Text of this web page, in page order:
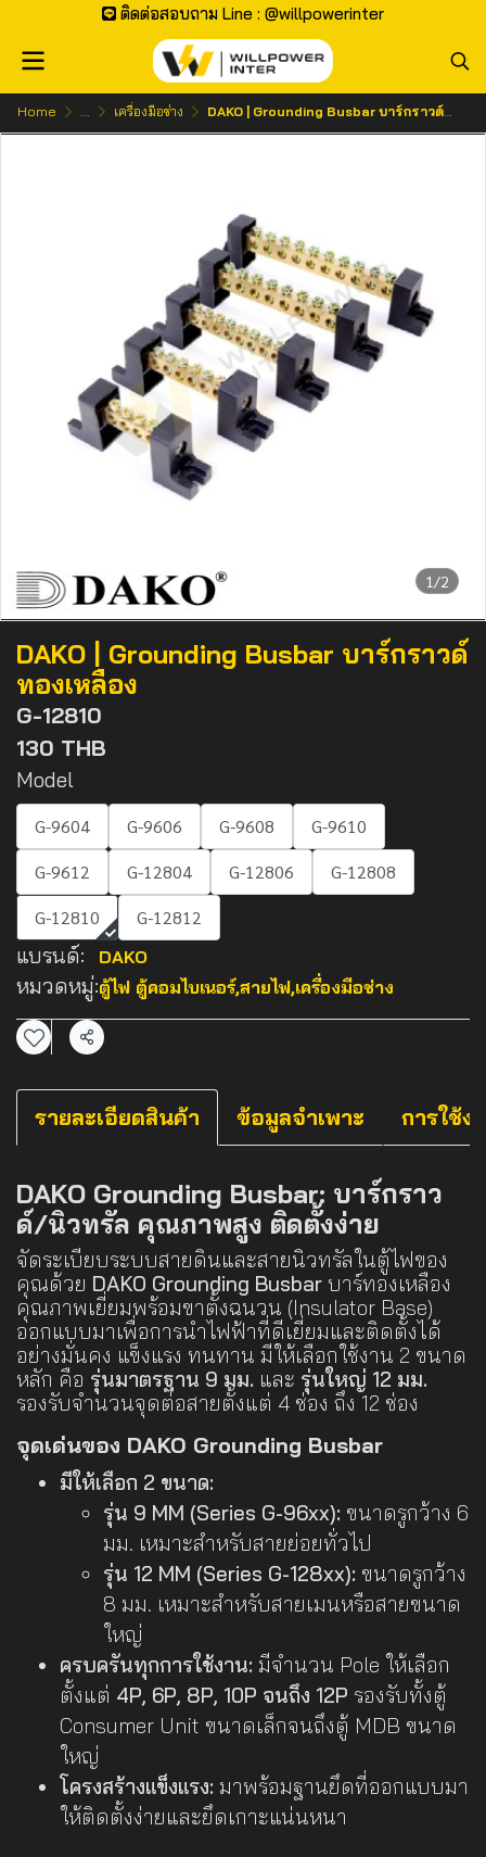
ติดต่อสอบถาม Line : @willpowerinter
Home ... เครื่องมือช่าง DAKO | Grounding Busbar บาร์กราวด์ทองเหลือง
1/2
DAKO | Grounding Busbar บาร์กราวด์
ทองเหลือง
G-12810
130 THB
Model
G-9604 G-9606 G-9608
G-9610
G-9612
G-12804 G-12806
G-12808
G-12810
G-12812
แบรนด์: DAKO
หมวดหมู่:ตู้ไฟ ตู้คอมไบเนอร์,สายไฟ,เครื่องมือช่าง
แชร์
รายละเอียดสินค้า ข้อมูลจำเพาะ การใช้ง
DAKO Grounding Busbar: บาร์กราว
ด์/นิวทรัล คุณภาพสูง ติดตั้งง่าย
จัดระเบียบระบบสายดินและสายนิวทรัลในตู้ไฟของ
คุณด้วย DAKO Grounding Busbar บาร์ทองเหลือง
คุณภาพเยี่ยมพร้อมขาตั้งฉนวน (Insulator Base)
ออกแบบมาเพื่อการนำไฟฟ้าที่ดีเยี่ยมและติดตั้งได้
อย่างมั่นคง แข็งแรง ทนทาน มีให้เลือกใช้งาน 2 ขนาด
หลัก คือ รุ่นมาตรฐาน 9 มม. และ รุ่นใหญ่ 12 มม.
รองรับจำนวนจุดต่อสายตั้งแต่ 4 ช่อง ถึง 12 ช่อง
จุดเด่นของ DAKO Grounding Busbar
มีให้เลือก 2 ขนาด:
รุ่น 9 MM (Series G-96xx): ขนาดรูกว้าง 6
มม. เหมาะสำหรับสายย่อยทั่วไป
รุ่น 12 MM (Series G-128xx): ขนาดรูกว้าง
8 มม. เหมาะสำหรับสายเมนหรือสายขนาด
ใหญ่
ครบครันทุกการใช้งาน: มีจำนวน Pole ให้เลือก
ตั้งแต่ 4P, 6P, 8P, 10P จนถึง 12P รองรับทั้งตู้
Consumer Unit ขนาดเล็กจนถึงตู้ MDB ขนาด
ใหญ่
โครงสร้างแข็งแรง: มาพร้อมฐานยึดที่ออกแบบมา
ให้ติดตั้งง่ายและยึดเกาะแน่นหนา